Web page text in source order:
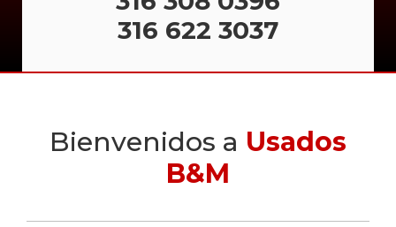
316 622 3037
Bienvenidos a Usados
B&M